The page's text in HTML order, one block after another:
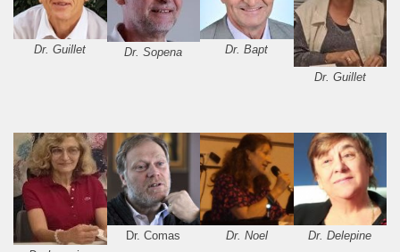
Dr. Guillet Dr. Sopena Dr. Bapt
Dr. Guillet
Dr. Comas Dr. Noel Dr. Delepine